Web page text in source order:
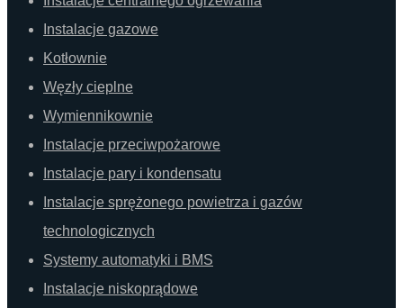
Instalacje gazowe
Kotłownie
Węzły cieplne
Wymiennikownie
Instalacje przeciwpożarowe
Instalacje pary i kondensatu
Instalacje sprężonego powietrza i gazów
technologicznych
Systemy automatyki i BMS
Instalacje niskoprądowe